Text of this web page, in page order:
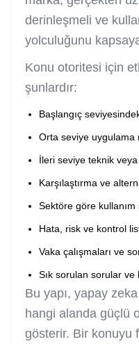
derinleşmeli ve
yolculuğunu
Konu otoritesi için
şunlardır:
Başlangıç
Orta seviye uygulama
İleri seviye teknik
Karşılaştırma ve
Sektöre göre kullanım
Hata, risk ve kontrol
Vaka çalışmaları ve
Sık sorulan sorular ve
Bu yapı, yapay
hangi alanda güçlü
gösterir. Bir konuyu